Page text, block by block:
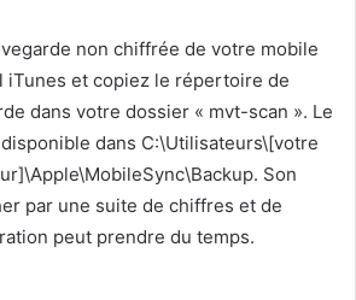
non chiffrée de votre mobile
iTunes et copiez le répertoire de
dans votre dossier « mvt-scan ». Le
dans C:\Utilisateurs\[votre
Son
par une suite de chiffres et de
peut prendre du temps.